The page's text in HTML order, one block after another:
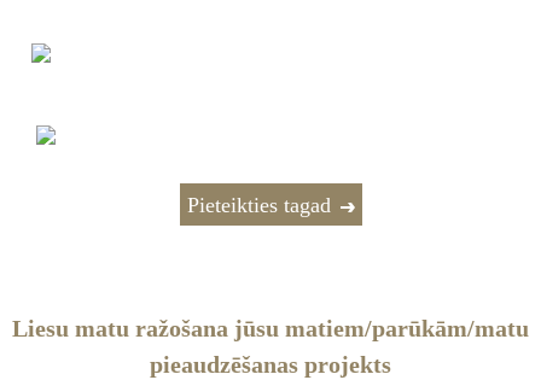
Pieteikties tagad
Liesu matu ražošana jūsu matiem/parūkām/matu
pieaudzēšanas projekts